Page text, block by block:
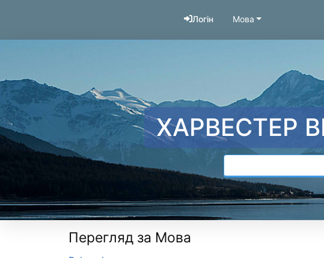
Логін
Мова
ХАРВЕСТЕР
Перегляд за Мова